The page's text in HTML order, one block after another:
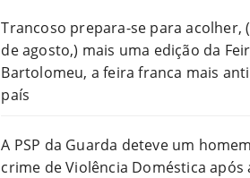
Trancoso prepara-se para acolher,
de agosto,) mais uma edição da
Bartolomeu, a feira franca mais
país
A PSP da Guarda deteve um
crime de Violência Doméstica após